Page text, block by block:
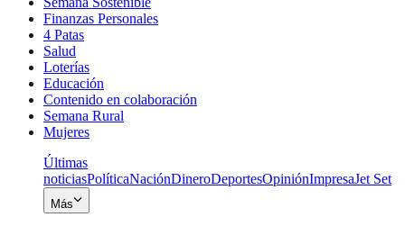
Finanzas Personales
4 Patas
Salud
Loterías
Educación
Contenido en colaboración
Semana Rural
Mujeres
Últimas
noticiasPolíticaNaciónDineroDeportesOpiniónImpresaJet Set
Más